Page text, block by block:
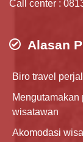
Call center :
Alasan
Biro travel
wisatawan
Akomodasi